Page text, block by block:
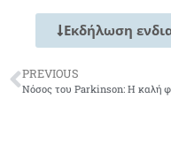
Εκδήλωση
PREVIOUS